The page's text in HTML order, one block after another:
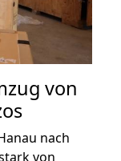
von
nach
von